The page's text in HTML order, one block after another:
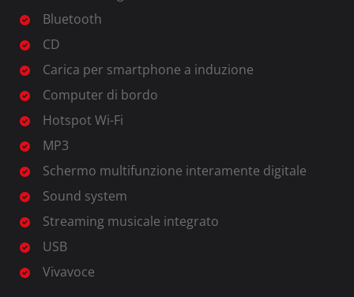
Bluetooth
CD
Carica per smartphone a induzione
Computer di bordo
Hotspot Wi-Fi
MP3
Schermo multifunzione interamente digitale
Sound system
Streaming musicale integrato
USB
Vivavoce